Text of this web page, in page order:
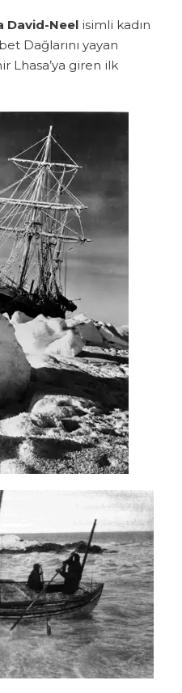
David-Neel isimli kadın
Dağlarını yayan
Lhasa’ya giren ilk